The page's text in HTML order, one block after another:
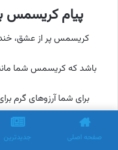
پیام کریسمس
کریسمس پر از عشق،
باشد که کریسمس شما
برای شما آرزوهای گرم
حرف آخر
صفحه اصلی جدیدترین